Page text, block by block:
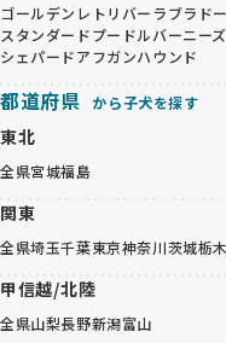
ゴールデンレトリバー ラブラド
スタンダードプードルバーニー
シェパードアフガンハウンド
都道府県 から子犬を探す
東北
全県宮城福島
関東
全県埼玉千葉東京神奈川茨城栃
甲信越/北陸
全県山梨長野新潟富山